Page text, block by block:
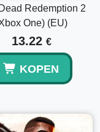
Redemption 2
One) (EU)
13.22 €
KOPEN